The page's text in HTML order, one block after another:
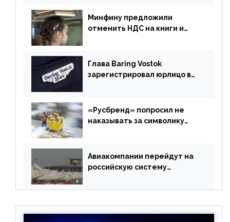
Минфину предложили
отменить НДС на книги и
Глава Baring Vostok
зарегистрировал юрлицо в
«Русбренд» попросил не
наказывать за символику
Авиакомпании перейдут на
российскую систему